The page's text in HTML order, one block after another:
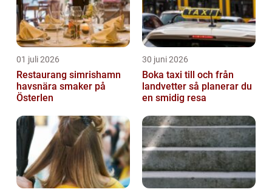
01 juli 2026
Restaurang simrishamn
havsnära smaker på
Österlen
30 juni 2026
Boka taxi till och från
landvetter så planerar du
en smidig resa